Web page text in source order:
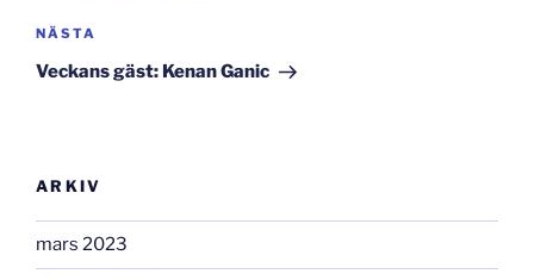
Nästa
inlägg
NÄSTA
Veckans gäst: Kenan Ganic
ARKIV
mars 2023